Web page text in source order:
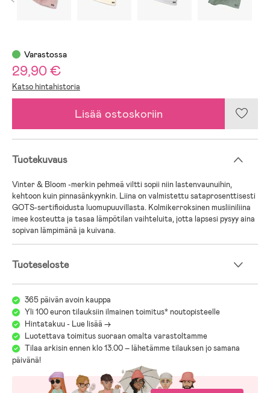
Varastossa
29,90 €
Katso hintahistoria
Lisää ostoskoriin
Tuotekuvaus
Vinter & Bloom -merkin pehmeä viltti sopii niin lastenvaunuihin,
kehtoon kuin pinnasänkyynkin. Liina on valmistettu sataprosenttisesti
GOTS-sertifioidusta luomupuuvillasta. Kolmikerroksinen musliiniliina
imee kosteutta ja tasaa lämpötilan vaihteluita, jotta lapsesi pysyy aina
sopivan lämpimänä ja kuivana.
Tuoteseloste
365 päivän avoin kauppa
Yli 100 euron tilauksiin ilmainen toimitus* noutopisteelle
Hintatakuu - Lue lisää ->
Luotettava toimitus suoraan omalta varastoltamme
Tilaa arkisin ennen klo 13.00 – lähetämme tilauksen jo samana
päivänä!